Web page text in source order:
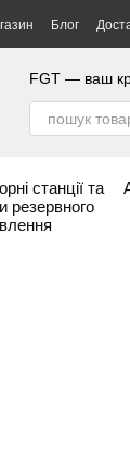
Блог
FGT — ваш
станції та
резервного